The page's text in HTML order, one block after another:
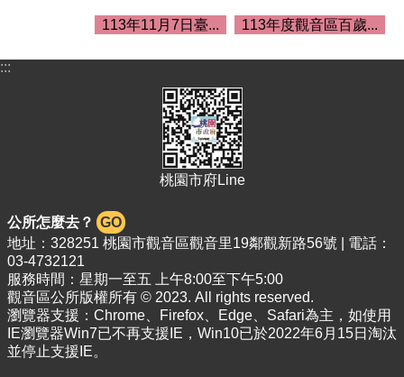
市
政
信
箱
常
見
問
113年11月7日臺... 113年度觀音區百歲...
:::
桃園市府Line
公所怎麼去？ GO
地址：328251 桃園市觀音區觀音里19鄰觀新路56號 | 電話：
03-4732121
服務時間：星期一至五 上午8:00至下午5:00
觀音區公所版權所有 © 2023. All rights reserved.
瀏覽器支援：Chrome、Firefox、Edge、Safari為主，如使用
IE瀏覽器Win7已不再支援IE，Win10已於2022年6月15日淘汰
並停止支援IE。